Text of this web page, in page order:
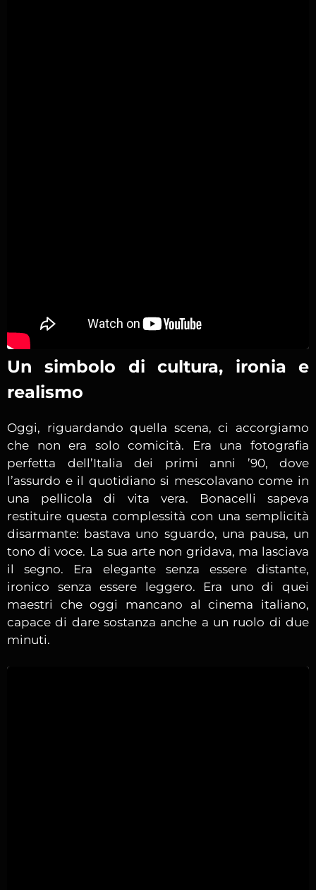
Un simbolo di cultura, ironia e
realismo
Oggi, riguardando quella scena, ci accorgiamo
che non era solo comicità. Era una fotografia
perfetta dell’Italia dei primi anni ’90, dove
l’assurdo e il quotidiano si mescolavano come in
una pellicola di vita vera. Bonacelli sapeva
restituire questa complessità con una semplicità
disarmante: bastava uno sguardo, una pausa, un
tono di voce. La sua arte non gridava, ma lasciava
il segno. Era elegante senza essere distante,
ironico senza essere leggero. Era uno di quei
maestri che oggi mancano al cinema italiano,
capace di dare sostanza anche a un ruolo di due
minuti.